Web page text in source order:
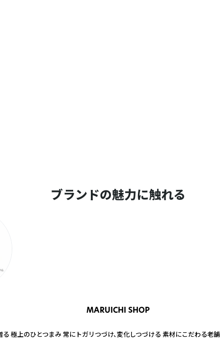
ブランドの魅力に触れる
MARUICHI SHOP
極上のひとつまみ 常にトガリつづけ、変化しつづける 素材にこだわる老